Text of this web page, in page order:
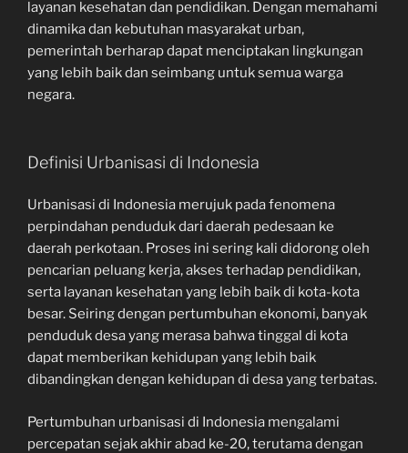
layanan kesehatan dan pendidikan. Dengan memahami
dinamika dan kebutuhan masyarakat urban,
pemerintah berharap dapat menciptakan lingkungan
yang lebih baik dan seimbang untuk semua warga
negara.
Definisi Urbanisasi di Indonesia
Urbanisasi di Indonesia merujuk pada fenomena
perpindahan penduduk dari daerah pedesaan ke
daerah perkotaan. Proses ini sering kali didorong oleh
pencarian peluang kerja, akses terhadap pendidikan,
serta layanan kesehatan yang lebih baik di kota-kota
besar. Seiring dengan pertumbuhan ekonomi, banyak
penduduk desa yang merasa bahwa tinggal di kota
dapat memberikan kehidupan yang lebih baik
dibandingkan dengan kehidupan di desa yang terbatas.
Pertumbuhan urbanisasi di Indonesia mengalami
percepatan sejak akhir abad ke-20, terutama dengan